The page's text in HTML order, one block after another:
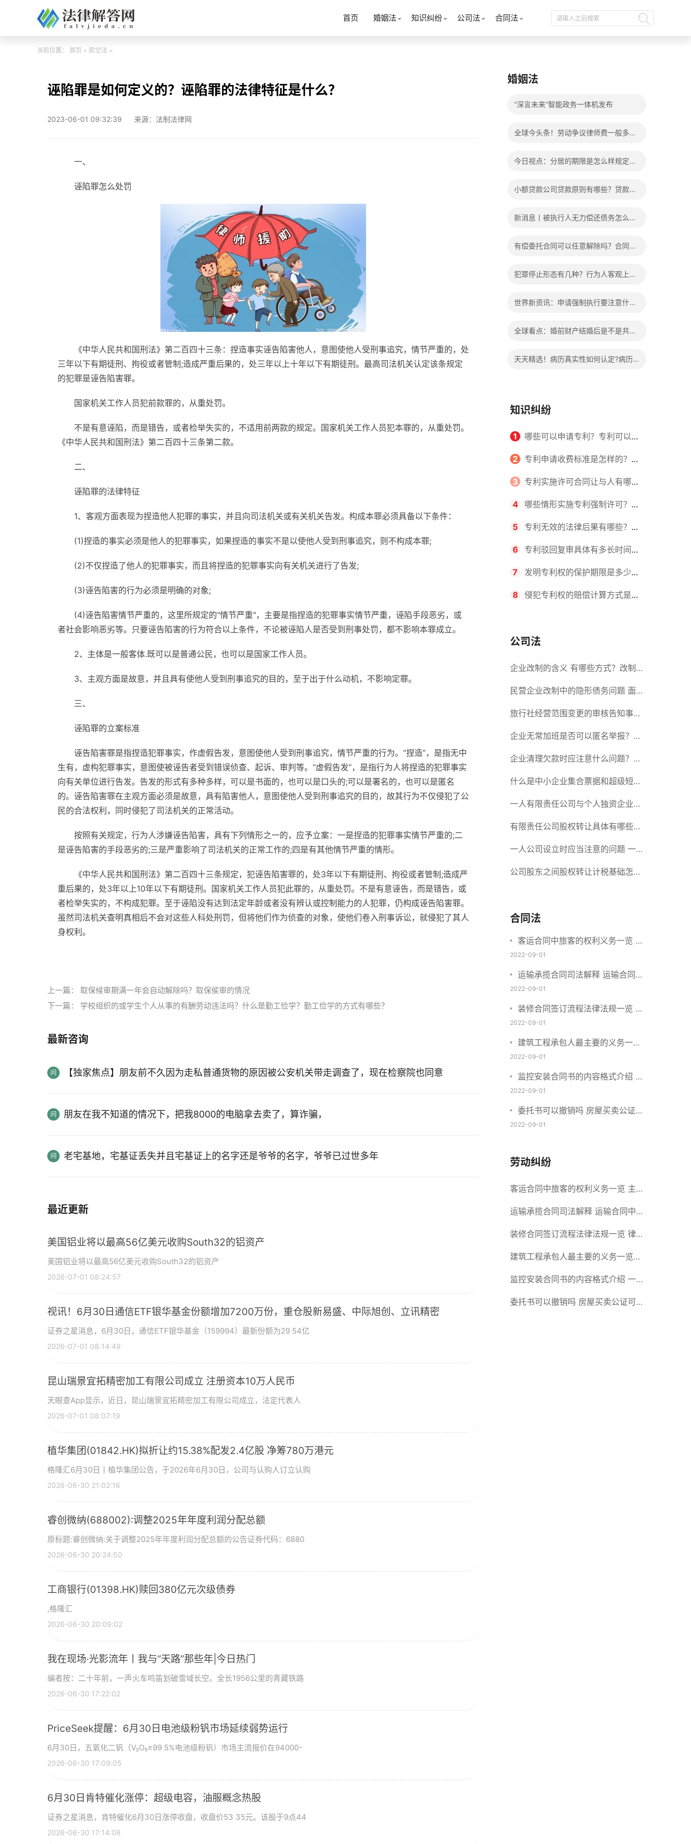
首页 婚姻法 知识纠纷 公司法 合同法
当前位置： 首页 > 航空法 >
诬陷罪是如何定义的？诬陷罪的法律特征是什么？
2023-06-01 09:32:39 来源：法制法律网
一、
诬陷罪怎么处罚
《中华人民共和国刑法》第二百四十三条：捏造事实诬告陷害他人，意图使他人受刑事追究，情节严重的，处
三年以下有期徒刑、拘役或者管制;造成严重后果的，处三年以上十年以下有期徒刑。最高司法机关认定该条规定
的犯罪是诬告陷害罪。
国家机关工作人员犯前款罪的，从重处罚。
不是有意诬陷，而是错告，或者检举失实的，不适用前两款的规定。国家机关工作人员犯本罪的，从重处罚。
《中华人民共和国刑法》第二百四十三条第二款。
二、
诬陷罪的法律特征
1、客观方面表现为捏造他人犯罪的事实，并且向司法机关或有关机关告发。构成本罪必须具备以下条件：
(1)捏造的事实必须是他人的犯罪事实，如果捏造的事实不是以使他人受到刑事追究，则不构成本罪;
(2)不仅捏造了他人的犯罪事实，而且将捏造的犯罪事实向有关机关进行了告发;
(3)诬告陷害的行为必须是明确的对象;
(4)诬告陷害情节严重的，这里所规定的"情节严重"，主要是指捏造的犯罪事实情节严重，诬陷手段恶劣，或
者社会影响恶劣等。只要诬告陷害的行为符合以上条件，不论被诬陷人是否受到刑事处罚，都不影响本罪成立。
2、主体是一般客体.既可以是普通公民，也可以是国家工作人员。
3、主观方面是故意，并且具有使他人受到刑事追究的目的，至于出于什么动机，不影响定罪。
三、
诬陷罪的立案标准
诬告陷害罪是指捏造犯罪事实，作虚假告发，意图使他人受到刑事追究，情节严重的行为。“捏造”，是指无中
生有，虚构犯罪事实，意图使被诬告者受到错误侦查、起诉、审判等。“虚假告发”，是指行为人将捏造的犯罪事实
向有关单位进行告发。告发的形式有多种多样，可以是书面的，也可以是口头的;可以是署名的，也可以是匿名
的。诬告陷害罪在主观方面必须是故意，具有陷害他人，意图使他人受到刑事追究的目的，故其行为不仅侵犯了公
民的合法权利，同时侵犯了司法机关的正常活动。
按照有关规定，行为人涉嫌诬告陷害，具有下列情形之一的，应予立案：一是捏造的犯罪事实情节严重的;二
是诬告陷害的手段恶劣的;三是严重影响了司法机关的正常工作的;四是有其他情节严重的情形。
《中华人民共和国刑法》第二百四十三条规定，犯诬告陷害罪的，处3年以下有期徒刑、拘役或者管制;造成严
重后果的，处3年以上10年以下有期徒刑。国家机关工作人员犯此罪的，从重处罚。不是有意诬告，而是错告，或
者检举失实的，不构成犯罪。至于诬陷没有达到法定年龄或者没有辨认或控制能力的人犯罪，仍构成诬告陷害罪。
虽然司法机关查明真相后不会对这些人科处刑罚，但将他们作为侦查的对象，使他们卷入刑事诉讼，就侵犯了其人
身权利。
上一篇： 取保候审期满一年会自动解除吗？取保侯审的情况
下一篇： 学校组织的或学生个人从事的有酬劳动违法吗？什么是勤工俭学？勤工俭学的方式有哪些？
最新咨询
【独家焦点】朋友前不久因为走私普通货物的原因被公安机关带走调查了，现在检察院也同意
朋友在我不知道的情况下，把我8000的电脑拿去卖了，算诈骗，
老宅基地，宅基证丢失并且宅基证上的名字还是爷爷的名字，爷爷已过世多年
最近更新
美国铝业将以最高56亿美元收购South32的铝资产
美国铝业将以最高56亿美元收购South32的铝资产
2026-07-01 08:24:57
视讯！6月30日通信ETF银华基金份额增加7200万份，重仓股新易盛、中际旭创、立讯精密
证券之星消息，6月30日，通信ETF银华基金（159994）最新份额为29 54亿
2026-07-01 08:14:49
昆山瑞景宜拓精密加工有限公司成立 注册资本10万人民币
天眼查App显示，近日，昆山瑞景宜拓精密加工有限公司成立，法定代表人
2026-07-01 08:07:19
植华集团(01842.HK)拟折让约15.38%配发2.4亿股 净筹780万港元
格隆汇6月30日丨植华集团公告，于2026年6月30日，公司与认购人订立认购
2026-06-30 21:02:16
睿创微纳(688002):调整2025年年度利润分配总额
原标题:睿创微纳:关于调整2025年年度利润分配总额的公告证券代码：6880
2026-06-30 20:24:50
工商银行(01398.HK)赎回380亿元次级债券
,格隆汇
2026-06-30 20:09:02
我在现场·光影流年丨我与“天路”那些年|今日热门
编者按：二十年前，一声火车鸣笛划破雪域长空。全长1956公里的青藏铁路
2026-06-30 17:22:02
PriceSeek提醒：6月30日电池级粉钒市场延续弱势运行
6月30日，五氧化二钒（V₂O₅≥99 5%电池级粉钒）市场主流报价在94000-
2026-06-30 17:09:05
6月30日肯特催化涨停：超级电容，油服概念热股
证券之星消息，肯特催化6月30日涨停收盘，收盘价53 35元。该股于9点44
2026-06-30 17:14:08
婚姻法
“深言未来”智能政务一体机发布
全球今头条！劳动争议律师费一般多少
今日视点：分居的期限是怎么样规定
小额贷款公司贷款原则有哪些？贷款不
新消息丨被执行人无力偿还债务怎么
有偿委托合同可以任意解除吗？合同无
犯罪停止形态有几种？行为人客观上实
世界新资讯：申请强制执行要注意什么
全球看点：婚前财产结婚后是不是共同
天天精选！病历真实性如何认定?病历
知识纠纷
1 哪些可以申请专利？专利可以同
时多个人一起申请吗？
2 专利申请收费标准是怎样的？申
请不同类型的专利所需要的钱不同
3 专利实施许可合同让与人有哪些
主要义务？专利实施许可合同与专利
许可合同有什么区别？
4 哪些情形实施专利强制许可？专
利强制许可的前提条件是什么？
5 专利无效的法律后果有哪些？专
利的无效情形有哪些？
6 专利驳回复审具体有多长时间？
哪些情况下专利申请可能被驳回？
7 发明专利权的保护期限是多少
年？非专利发明人是否有专利申请
8 侵犯专利权的赔偿计算方式是什
间？
公司法
企业改制的含义 有哪些方式？改制
后国企员工属于什么性质？
民营企业改制中的隐形债务问题 面
对隐形债务问题应该如何解决？
旅行社经营范围变更的审核告知事项
旅游业的发展现状和趋势
企业无常加班是否可以匿名举报？强
制加班公司没有加班费怎么办？
企业清理欠款时应注意什么问题？企
业短期借款需要注意哪些事项？
什么是中小企业集合票据和超级短期
融资券？一起来了解一下吧！
一人有限责任公司与个人独资企业的
区别 这些知识你都知道吗？
有限责任公司股权转让具体有哪些形
式？来了解下这五种形式
一人公司设立时应当注意的问题 一
人公司的特征
公司股东之间股权转让计税基础怎么
合什么要件？
合同法
客运合同中旅客的权利义务一览 主
要包括这些内容
2022-09-01
运输承揽合同司法解释 运输合同中
承运人的义务有哪些
2022-09-01
装修合同签订流程法律法规一览 律
师解答
2022-09-01
建筑工程承包人最主要的义务一览
承包合同内容介绍
2022-09-01
监控安装合同书的内容格式介绍 一
般包括这些条款
2022-09-01
委托书可以撤销吗 房屋买卖公证可
否撤销
2022-09-01
劳动纠纷
客运合同中旅客的权利义务一览 主
要包括这些内容
运输承揽合同司法解释 运输合同中
承运人的义务有哪些
装修合同签订流程法律法规一览 律
师解答
建筑工程承包人最主要的义务一览
承包合同内容介绍
监控安装合同书的内容格式介绍 一
般包括这些条款
委托书可以撤销吗 房屋买卖公证可